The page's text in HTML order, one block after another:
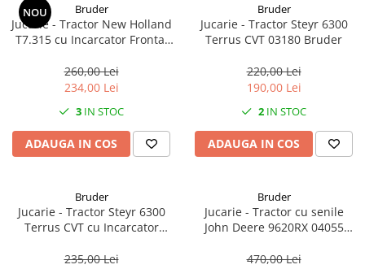
NOU Bruder
Jucarie - Tractor New Holland
T7.315 cu Incarcator Frontal
260,00 Lei
234,00 Lei
3 IN STOC
ADAUGA IN COS
Bruder
Jucarie - Tractor Steyr 6300
Terrus CVT 03180 Bruder
220,00 Lei
190,00 Lei
2 IN STOC
ADAUGA IN COS
Bruder
Jucarie - Tractor Steyr 6300
Terrus CVT cu Incarcator
235,00 Lei
Bruder
Jucarie - Tractor cu senile
John Deere 9620RX 04055
470,00 Lei